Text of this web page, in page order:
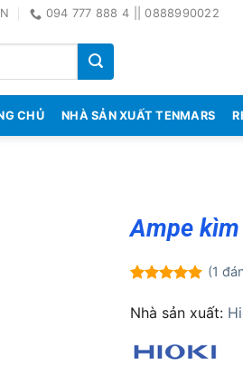
094 777 888 4 || 0888990022
CHỦ NHÀ SẢN XUẤT TENMARS
Ampe
dựa trên
đánh giá
(1
Nhà sản xuất: